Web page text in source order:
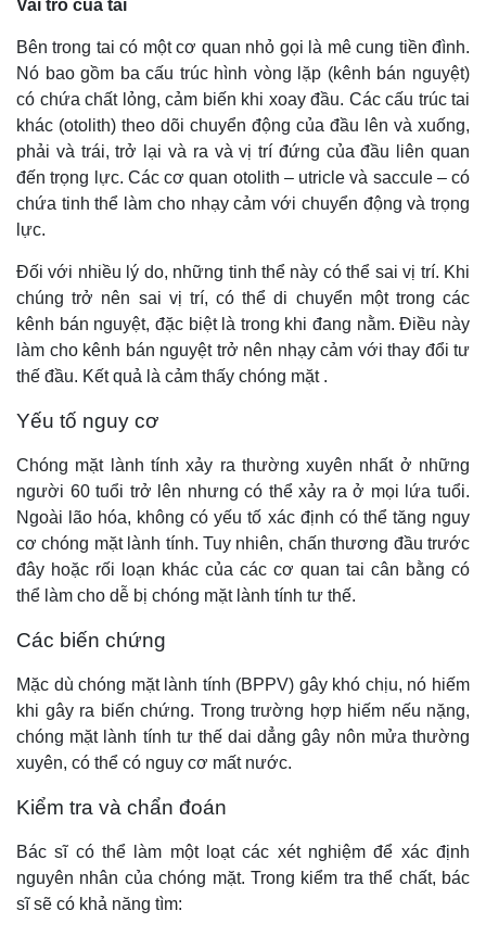
Vai trò của tai
Bên trong tai có một cơ quan nhỏ gọi là mê cung tiền đình.
Nó bao gồm ba cấu trúc hình vòng lặp (kênh bán nguyệt)
có chứa chất lỏng, cảm biến khi xoay đầu. Các cấu trúc tai
khác (otolith) theo dõi chuyển động của đầu lên và xuống,
phải và trái, trở lại và ra và vị trí đứng của đầu liên quan
đến trọng lực. Các cơ quan otolith – utricle và saccule – có
chứa tinh thể làm cho nhạy cảm với chuyển động và trọng
lực.
Đối với nhiều lý do, những tinh thể này có thể sai vị trí. Khi
chúng trở nên sai vị trí, có thể di chuyển một trong các
kênh bán nguyệt, đặc biệt là trong khi đang nằm. Điều này
làm cho kênh bán nguyệt trở nên nhạy cảm với thay đổi tư
thế đầu. Kết quả là cảm thấy chóng mặt .
Yếu tố nguy cơ
Chóng mặt lành tính xảy ra thường xuyên nhất ở những
người 60 tuổi trở lên nhưng có thể xảy ra ở mọi lứa tuổi.
Ngoài lão hóa, không có yếu tố xác định có thể tăng nguy
cơ chóng mặt lành tính. Tuy nhiên, chấn thương đầu trước
đây hoặc rối loạn khác của các cơ quan tai cân bằng có
thể làm cho dễ bị chóng mặt lành tính tư thế.
Các biến chứng
Mặc dù chóng mặt lành tính (BPPV) gây khó chịu, nó hiếm
khi gây ra biến chứng. Trong trường hợp hiếm nếu nặng,
chóng mặt lành tính tư thế dai dẳng gây nôn mửa thường
xuyên, có thể có nguy cơ mất nước.
Kiểm tra và chẩn đoán
Bác sĩ có thể làm một loạt các xét nghiệm để xác định
nguyên nhân của chóng mặt. Trong kiểm tra thể chất, bác
sĩ sẽ có khả năng tìm: